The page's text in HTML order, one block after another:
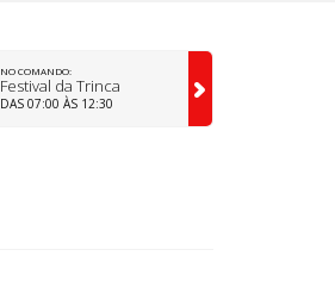
NO COMANDO:
Festival da Trinca
DAS 07:00 ÀS 12:30